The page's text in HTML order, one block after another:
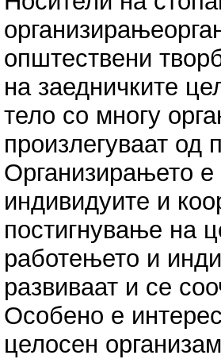
општествени
на заедничките
тело со многу
произлегуваат од
Организирањето е
индивидуите и
постигнување на
работењето и
развиваат и се
Особено е
целосен